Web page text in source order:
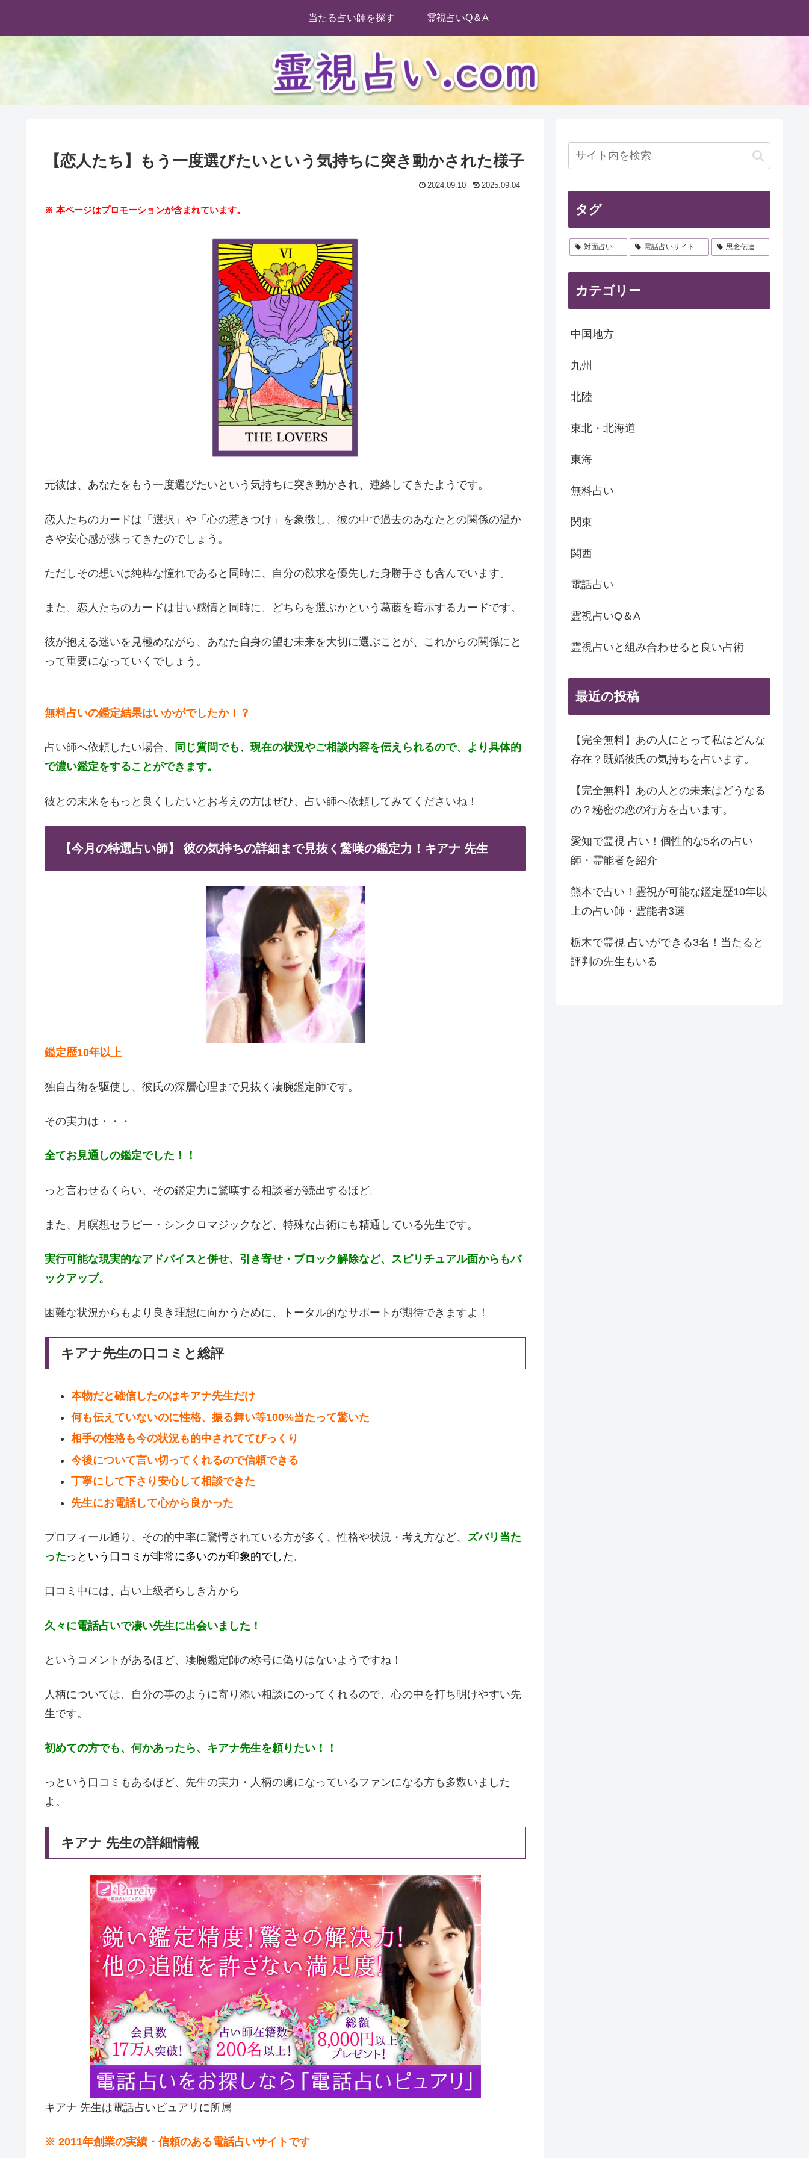
当たる占い師を探す 霊視占いQ＆A
【恋人たち】もう一度選びたいという気持ちに突き動かされた様子
2024.09.10 2025.09.04
※ 本ページはプロモーションが含まれています。
元彼は、あなたをもう一度選びたいという気持ちに突き動かされ、連絡してきたようです。
恋人たちのカードは「選択」や「心の惹きつけ」を象徴し、彼の中で過去のあなたとの関係の温か
さや安心感が蘇ってきたのでしょう。
ただしその想いは純粋な憧れであると同時に、自分の欲求を優先した身勝手さも含んでいます。
また、恋人たちのカードは甘い感情と同時に、どちらを選ぶかという葛藤を暗示するカードです。
彼が抱える迷いを見極めながら、あなた自身の望む未来を大切に選ぶことが、これからの関係にと
って重要になっていくでしょう。
無料占いの鑑定結果はいかがでしたか！？
占い師へ依頼したい場合、
同じ質問でも、現在の状況やご相談内容を伝えられるので、より具体的
で濃い鑑定をすることができます。
彼との未来をもっと良くしたいとお考えの方はぜひ、占い師へ依頼してみてくださいね！
【今月の特選占い師】 彼の気持ちの詳細まで見抜く驚嘆の鑑定力！キアナ 先生
鑑定歴10年以上
独自占術を駆使し、彼氏の深層心理まで見抜く凄腕鑑定師です。
その実力は・・・
全てお見通しの鑑定でした！！
っと言わせるくらい、その鑑定力に驚嘆する相談者が続出するほど。
また、月瞑想セラピー・シンクロマジックなど、特殊な占術にも精通している先生です。
実行可能な現実的なアドバイスと併せ、引き寄せ・ブロック解除など、スピリチュアル面からもバ
ックアップ。
困難な状況からもより良き理想に向かうために、トータル的なサポートが期待できますよ！
キアナ先生の口コミと総評
本物だと確信したのはキアナ先生だけ
何も伝えていないのに性格、振る舞い等100%当たって驚いた
相手の性格も今の状況も的中されててびっくり
今後について言い切ってくれるので信頼できる
丁寧にして下さり安心して相談できた
先生にお電話して心から良かった
プロフィール通り、その的中率に驚愕されている方が多く、性格や状況・考え方など、 ズバリ当た
ったっという口コミが非常に多いのが印象的でした。
口コミ中には、占い上級者らしき方から
久々に電話占いで凄い先生に出会いました！
というコメントがあるほど、凄腕鑑定師の称号に偽りはないようですね！
人柄については、自分の事のように寄り添い相談にのってくれるので、心の中を打ち明けやすい先
生です。
初めての方でも、何かあったら、キアナ先生を頼りたい！！
っという口コミもあるほど、先生の実力・人柄の虜になっているファンになる方も多数いました
よ。
キアナ 先生の詳細情報
キアナ 先生は電話占いピュアリに所属
※ 2011年創業の実績・信頼のある電話占いサイトです
タグ
対面占い 電話占いサイト 思念伝達
カテゴリー
中国地方
九州
北陸
東北・北海道
東海
無料占い
関東
関西
電話占い
霊視占いQ＆A
霊視占いと組み合わせると良い占術
最近の投稿
【完全無料】あの人にとって私はどんな
存在？既婚彼氏の気持ちを占います。
【完全無料】あの人との未来はどうなる
の？秘密の恋の行方を占います。
愛知で霊視 占い！個性的な5名の占い
師・霊能者を紹介
熊本で占い！霊視が可能な鑑定歴10年以
上の占い師・霊能者3選
栃木で霊視 占いができる3名！当たると
評判の先生もいる